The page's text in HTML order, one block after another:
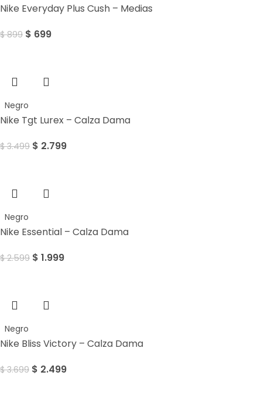
Nike Everyday Plus Cush – Medias
$899 $ 699
Negro
Nike Tgt Lurex – Calza Dama
$3.499 $ 2.799
Negro
Nike Essential – Calza Dama
$2.599 $ 1.999
Negro
Nike Bliss Victory – Calza Dama
$3.699 $ 2.499